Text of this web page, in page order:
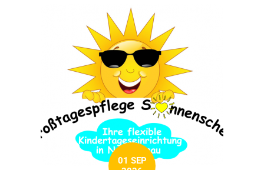
01 SEP